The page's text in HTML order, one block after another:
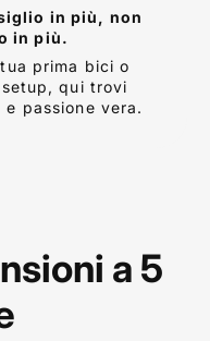
in più, non
in più.
prima bici o
qui trovi
passione vera.
a 5